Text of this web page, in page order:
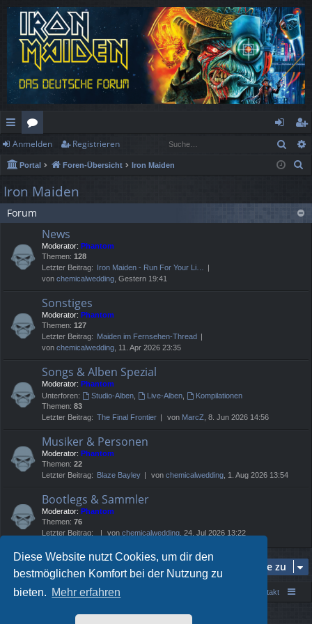
Diese Website nutzt Cookies, um dir den
bestmöglichen Komfort bei der Nutzung zu
bieten. Mehr erfahren
ch
ne
llz
ug
or
en
n
m
eg
ist
re
Anmelden Registrieren
Portal Foren-Übersicht Iron Maiden
e
Iron Maiden
Forum
News
Moderator: Phantom
Themen: 128
Letzter Beitrag: Iron Maiden - Run For Your Li…
von chemicalwedding , Gestern 19:41
Sonstiges
Moderator: Phantom
Themen: 127
Letzter Beitrag: Maiden im Fernsehen-Thread
von chemicalwedding , 11. Apr 2026 23:35
Songs & Alben Spezial
Moderator: Phantom
Unterforen:
Studio-Alben, Live-Alben,
Kompilationen
Themen: 83
Letzter Beitrag: The Final Frontier von MarcZ , 8. Jun 2026 14:56
Musiker & Personen
Moderator: Phantom
Themen: 22
Letzter Beitrag: Blaze Bayley von chemicalwedding , 1. Aug 2026 13:54
Bootlegs & Sammler
Moderator: Phantom
Themen: 76
Letzter Beitrag:
von chemicalwedding , 24. Jul 2026 13:22
Gehe zu
Portal Foren-Übersicht Kontakt
Powered byphpBB® Forum Software © phpBB Limited